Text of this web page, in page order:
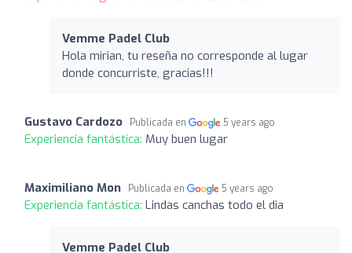
Vemme Padel Club
Hola mirian, tu reseña no corresponde al lugar
donde concurriste, gracias!!!
Gustavo Cardozo Publicada en 5 years ago
Experiencia fantástica: Muy buen lugar
Maximiliano Mon Publicada en 5 years ago
Experiencia fantástica: Lindas canchas todo el dia
Vemme Padel Club